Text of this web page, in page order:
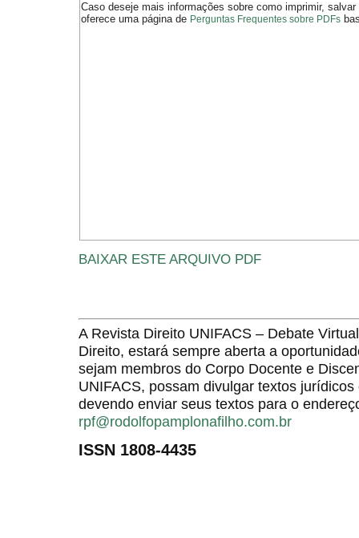
Caso deseje mais informações sobre como imprimir,
oferece uma página de Perguntas Frequentes sobre PDFs
BAIXAR ESTE ARQUIVO PDF
A Revista Direito UNIFACS – Debate
Direito, estará sempre aberta a
sejam membros do Corpo Docente e
UNIFACS, possam divulgar textos
devendo enviar seus textos para o
rpf@rodolfopamplonafilho.com.br
ISSN 1808-4435